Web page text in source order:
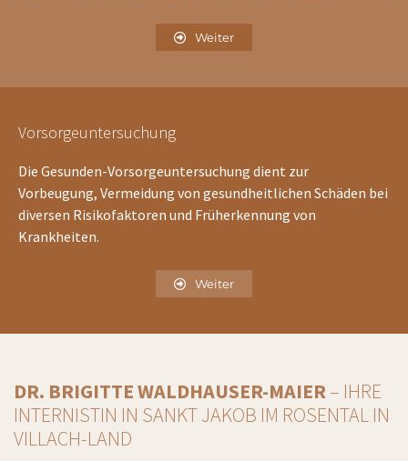
Weiter
Vorsorgeuntersuchung
Die Gesunden-Vorsorgeuntersuchung dient zur
Vorbeugung, Vermeidung von gesundheitlichen Schäden bei
diversen Risikofaktoren und Früherkennung von
Krankheiten.
Weiter
DR. BRIGITTE WALDHAUSER-MAIER– IHRE
INTERNISTIN IN SANKT JAKOB IM ROSENTAL IN
VILLACH-LAND